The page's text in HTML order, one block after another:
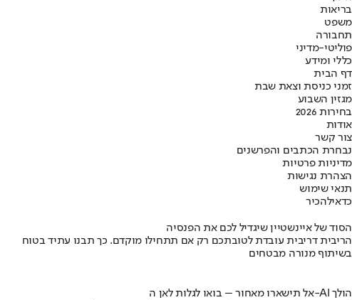
בריאות
משפט
תחבורה
פוליטי-מדיני
כללי ומידע
דף הבית
זמני כניסת וצאת שבת
מגזין השבוע
בחירות 2026
אודות
צור קשר
נבחרת הכתבים והפרשנים
מדיניות פרטיות
הצהרת נגישות
תנאי שימוש
כדאילהכיר
הסוד של איינשטיין שיגדיל לכם את הפנסיה
הריבית דריבית עובדת לטובתכם רק אם תתחילו מוקדם. כך תבנו עתיד בטוח
בשיתוף מנורה מבטחים
אל תישארו מאחור – בואו לגלות לאן ה-AI הולך